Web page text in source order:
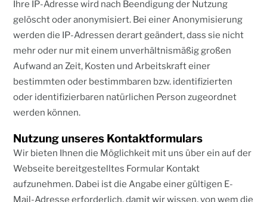
Ihre IP-Adresse wird nach Beendigung der Nutzung
gelöscht oder anonymisiert. Bei einer Anonymisierung
werden die IP-Adressen derart geändert, dass sie nicht
mehr oder nur mit einem unverhältnismäßig großen
Aufwand an Zeit, Kosten und Arbeitskraft einer
bestimmten oder bestimmbaren bzw. identifizierten
oder identifizierbaren natürlichen Person zugeordnet
werden können.
Nutzung unseres Kontaktformulars
Wir bieten Ihnen die Möglichkeit mit uns über ein auf der
Webseite bereitgestelltes Formular Kontakt
aufzunehmen. Dabei ist die Angabe einer gültigen E-
Mail-Adresse erforderlich, damit wir wissen, von wem die